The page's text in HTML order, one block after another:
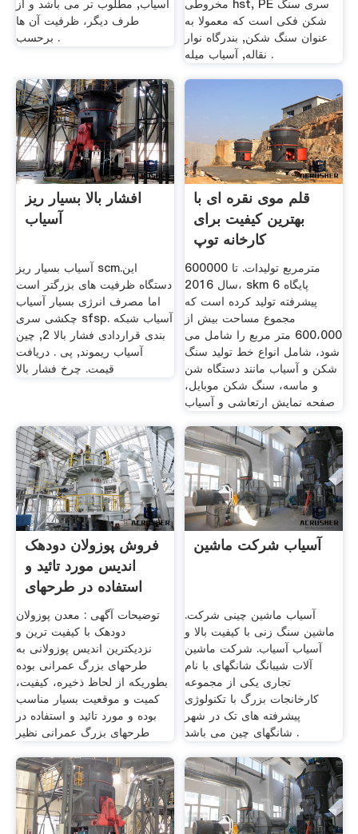
آسیاب, مطلوب تر می باشد و از
طرف دیگر، ظرفیت آن ها
برحسب .
مخروطی hst, PE سری سنگ
شکن فکی است که معمولا به
عنوان سنگ شکن, بندرگاه نوار
نقاله, آسیاب میله .
افشار بالا بسیار ریز
آسیاب
آسیاب بسیار ریز scm.این
دستگاه ظرفیت های بزرگتر است
اما مصرف انرژی بسیار آسیاب
چکشی سری sfsp. آسیاب شبکه
بندی قراردادی فشار بالا 2, چین
آسیاب ریموند, پی . دریافت
قیمت. چرخ فشار بالا
قلم موی نقره ای با
بهترین کیفیت برای
کارخانه توپ
600000 مترمربع تولیدات. تا
سال 2016، skm 6 پایگاه
پیشرفته تولید کرده است که
مجموع مساحت بیش از
600،000 متر مربع را شامل می
شود، شامل انواع خط تولید سنگ
شکن و آسیاب مانند دستگاه شن
و ماسه، سنگ شکن موبایل،
صفحه نمایش ارتعاشی و آسیاب
فروش پوزولان دودهک
اندیس مورد تائید و
استفاده در طرحهای
توضیحات آگهی : معدن پوزولان
دودهک با کیفیت ترین و
نزدیکترین اندیس پوزولانی به
طرحهای بزرگ عمرانی بوده
بطوریکه از لحاظ ذخیره، کیفیت،
کمیت و موقعیت بسیار مناسب
بوده و مورد تائید و استفاده در
طرحهای بزرگ عمرانی نظیر
آسیاب شرکت ماشین
آسیاب ماشین چینی شرکت.
ماشین سنگ زنی با کیفیت بالا و
آسیاب آسیاب. شرکت ماشین
آلات شیبانگ شانگهای با نام
تجاری یکی از مجموعه
کارخانجات بزرگ با تکنولوژی
پیشرفته های تک در شهر
شانگهای چین می باشد .